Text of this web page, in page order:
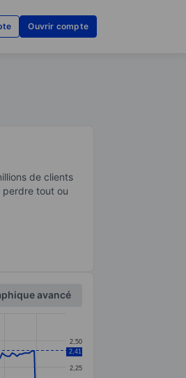
Ouvrir compte
de clients
tout ou
avancé
2,25
2,50
2,41